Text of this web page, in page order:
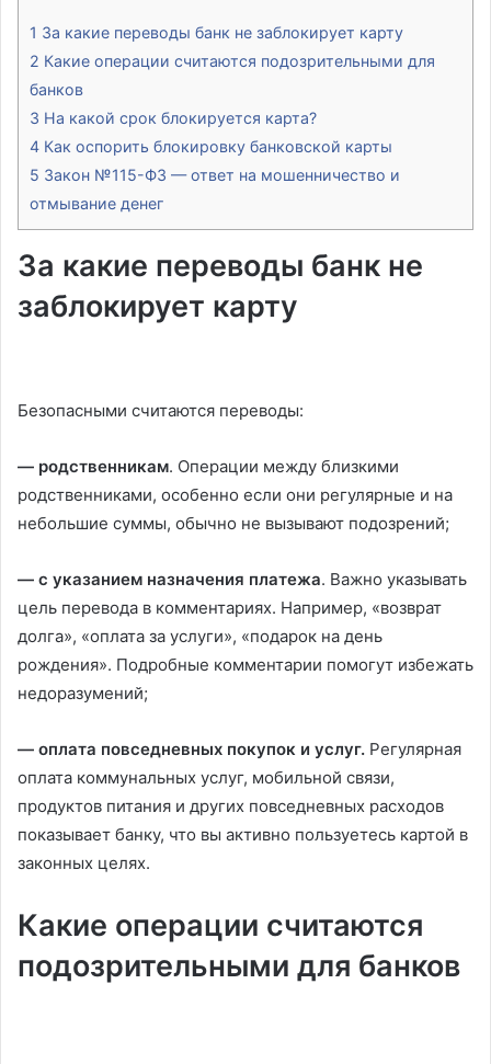
1 За какие переводы банк не заблокирует карту
2 Какие операции считаются подозрительными для
банков
3 На какой срок блокируется карта?
4 Как оспорить блокировку банковской карты
5 Закон №115-ФЗ — ответ на мошенничество и
отмывание денег
За какие переводы банк не
заблокирует карту
Безопасными считаются переводы:
— родственникам. Операции между близкими
родственниками, особенно если они регулярные и на
небольшие суммы, обычно не вызывают подозрений;
— с указанием назначения платежа. Важно указывать
цель перевода в комментариях. Например, «возврат
долга», «оплата за услуги», «подарок на день
рождения». Подробные комментарии помогут избежать
недоразумений;
— оплата повседневных покупок и услуг. Регулярная
оплата коммунальных услуг, мобильной связи,
продуктов питания и других повседневных расходов
показывает банку, что вы активно пользуетесь картой в
законных целях.
Какие операции считаются
подозрительными для банков